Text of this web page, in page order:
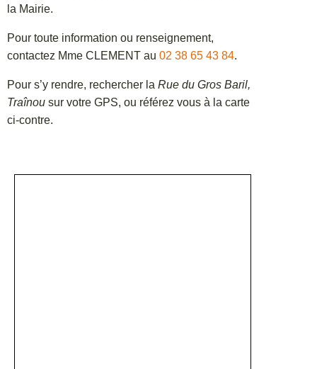
la Mairie.
Pour toute information ou renseignement,
contactez Mme CLEMENT au 02 38 65 43 84.
Pour s’y rendre, rechercher la Rue du Gros Baril,
Traînou sur votre GPS, ou référez vous à la carte
ci-contre.